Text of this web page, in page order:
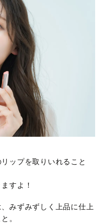
ップを取りいれること
すよ！
みずみずしく上品に仕上
。